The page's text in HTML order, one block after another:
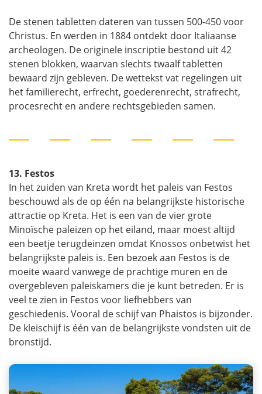
De stenen tabletten dateren van tussen 500-450 voor
Christus. En werden in 1884 ontdekt door Italiaanse
archeologen. De originele inscriptie bestond uit 42
stenen blokken, waarvan slechts twaalf tabletten
bewaard zijn gebleven. De wettekst vat regelingen uit
het familierecht, erfrecht, goederenrecht, strafrecht,
procesrecht en andere rechtsgebieden samen.
13. Festos
In het zuiden van Kreta wordt het paleis van Festos
beschouwd als de op één na belangrijkste historische
attractie op Kreta. Het is een van de vier grote
Minoïsche paleizen op het eiland, maar moest altijd
een beetje terugdeinzen omdat Knossos onbetwist het
belangrijkste paleis is. Een bezoek aan Festos is de
moeite waard vanwege de prachtige muren en de
overgebleven paleiskamers die je kunt betreden. Er is
veel te zien in Festos voor liefhebbers van
geschiedenis. Vooral de schijf van Phaistos is bijzonder.
De kleischijf is één van de belangrijkste vondsten uit de
bronstijd.